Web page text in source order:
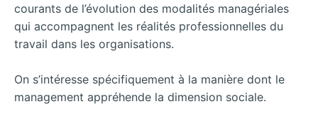
courants de l’évolution des modalités managériales
qui accompagnent les réalités professionnelles du
travail dans les organisations.
On s’intéresse spécifiquement à la manière dont le
management appréhende la dimension sociale.